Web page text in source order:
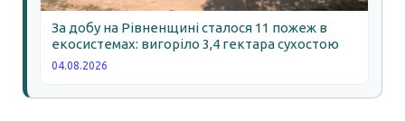
За добу на Рівненщині сталося 11 пожеж в
екосистемах: вигоріло 3,4 гектара сухостою
04.08.2026